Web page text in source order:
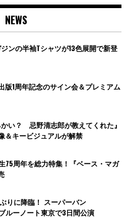
NEWS
ンの半袖Tシャツが13色展開で新登
出版1周年記念のサイン会＆プレミアム
い？ 忌野清志郎が教えてくれた』
＆キービジュアルが解禁
75周年を総力特集！『ベース・マガ
りに降臨！ スーパーバン
ブルーノート東京で3日間公演